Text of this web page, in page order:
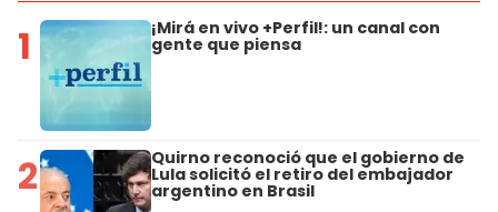
1 ¡Mirá en vivo +Perfil!: un canal con
gente que piensa
2 Quirno reconoció que el gobierno de
Lula solicitó el retiro del embajador
argentino en Brasil